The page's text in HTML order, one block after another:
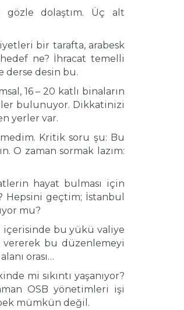
gözle dolaştım. Üç alt
bir tarafta, arabesk
ne? İhracat temelli
derse desin bu.
16 – 20 katlı binaların
bulunuyor. Dikkatinizi
yerler var.
Kritik soru şu: Bu
O zaman sormak lazım:
hayat bulması için
Hepsini geçtim; İstanbul
mu?
içerisinde bu yükü valiye
vererek bu düzenlemeyi
orası…
mi sıkıntı yaşanıyor?
OSB yönetimleri işi
mümkün değil.